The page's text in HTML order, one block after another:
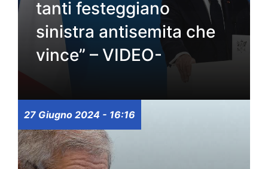
tanti festeggiano
sinistra antisemita che
vince” – VIDEO-
27 Giugno 2024 - 16:16